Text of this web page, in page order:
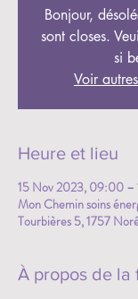
Bonjour,
sont closes.
si
Voir
Heure et lieu
15 Nov 2023, 09:00 –
Mon Chemin soins
Tourbières 5, 1757
À propos de la